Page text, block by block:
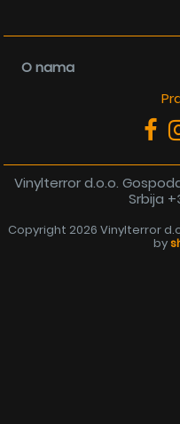
O nama
Vinylterror d.o.o.
Srbija
Copyright 2026 Vinylterror
by